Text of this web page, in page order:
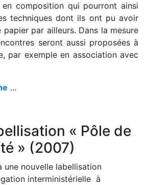
composition qui pourront ainsi
techniques dont ils ont pu avoir
papier par ailleurs. Dans la mesure
seront aussi proposées à
par exemple en association avec
...
« Pôle de
» (2007)
une nouvelle labellisation
interministérielle à